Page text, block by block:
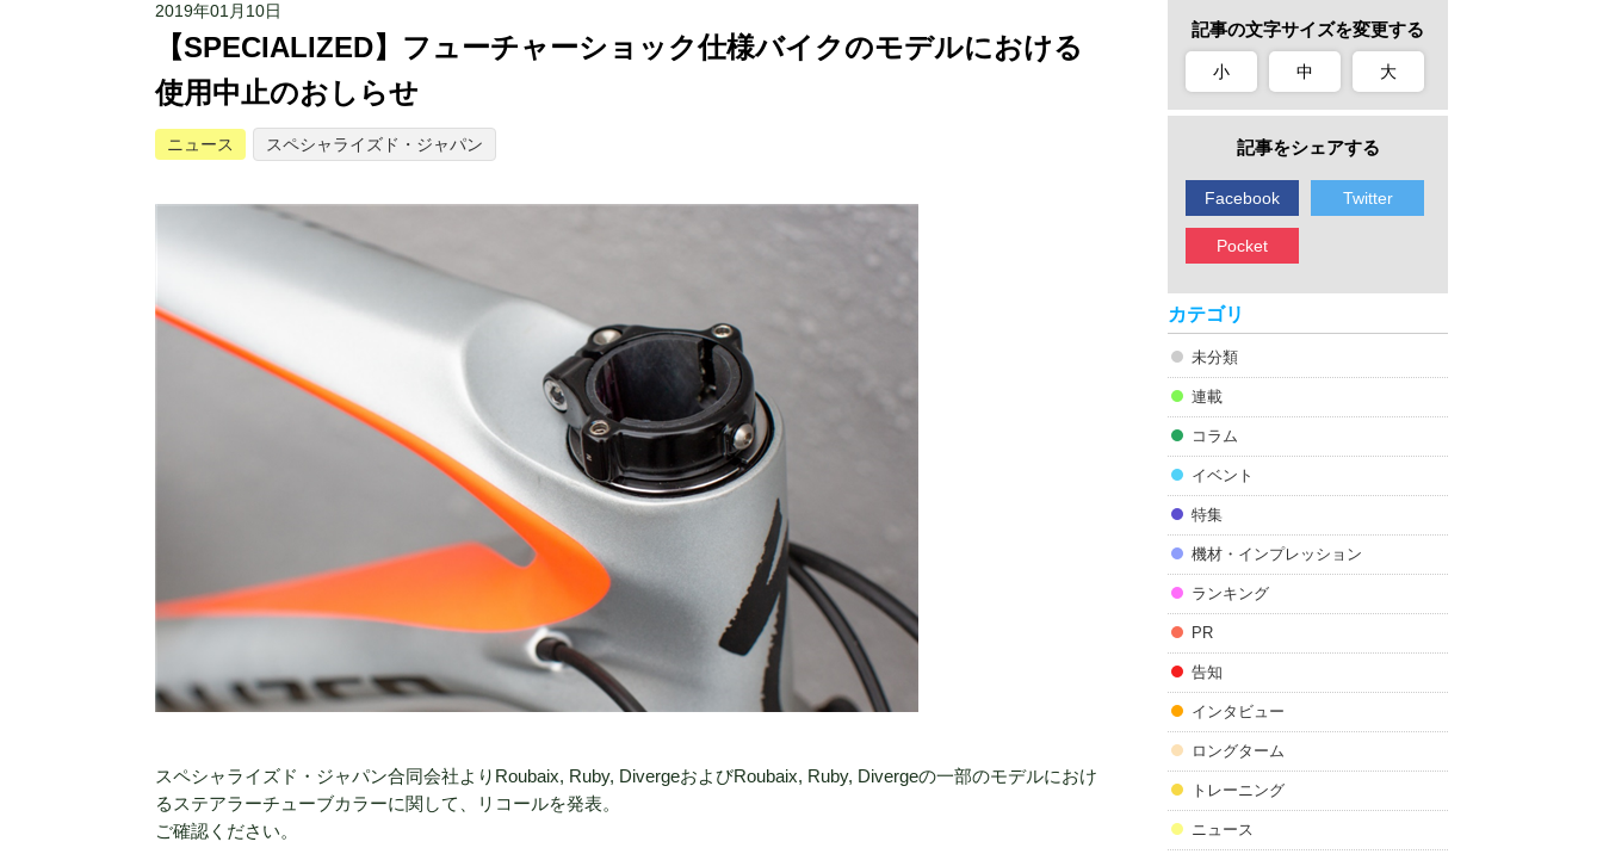
2019年01月10日
【SPECIALIZED】フューチャーショック仕様バイクのモデルにおける
使用中止のおしらせ
ニュース スペシャライズド・ジャパン
スペシャライズド・ジャパン合同会社よりRoubaix, Ruby, DivergeおよびRoubaix, Ruby, Divergeの一部のモデルにおけ
るステアラーチューブカラーに関して、リコールを発表。
ご確認ください。
記事の文字サイズを変更する
小 中 大
記事をシェアする
Facebook Twitter
Pocket
カテゴリ
未分類
連載
コラム
イベント
特集
機材・インプレッション
ランキング
PR
告知
インタビュー
ロングターム
トレーニング
ニュース